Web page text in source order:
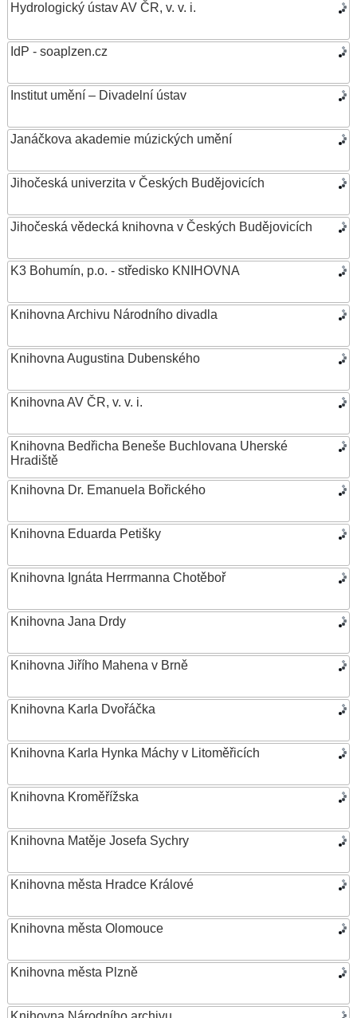
Hydrologický ústav AV ČR, v. v. i.
IdP - soaplzen.cz
Institut umění – Divadelní ústav
Janáčkova akademie múzických umění
Jihočeská univerzita v Českých Budějovicích
Jihočeská vědecká knihovna v Českých Budějovicích
K3 Bohumín, p.o. - středisko KNIHOVNA
Knihovna Archivu Národního divadla
Knihovna Augustina Dubenského
Knihovna AV ČR, v. v. i.
Knihovna Bedřicha Beneše Buchlovana Uherské
Hradiště
Knihovna Dr. Emanuela Bořického
Knihovna Eduarda Petišky
Knihovna Ignáta Herrmanna Chotěboř
Knihovna Jana Drdy
Knihovna Jiřího Mahena v Brně
Knihovna Karla Dvořáčka
Knihovna Karla Hynka Máchy v Litoměřicích
Knihovna Kroměřížska
Knihovna Matěje Josefa Sychry
Knihovna města Hradce Králové
Knihovna města Olomouce
Knihovna města Plzně